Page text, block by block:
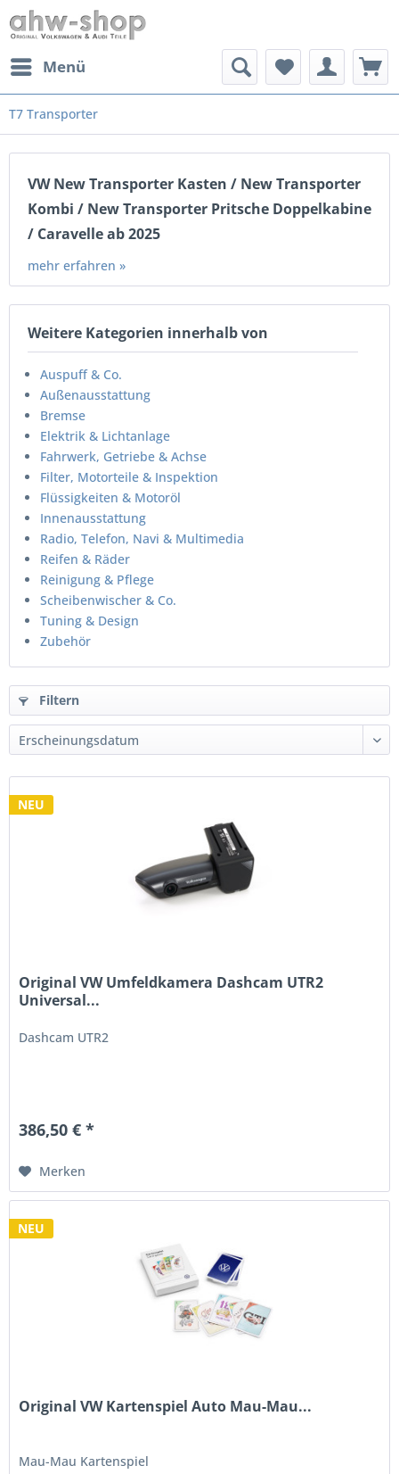
Menü
T7 Transporter
VW New Transporter Kasten / New Transporter
Kombi / New Transporter Pritsche Doppelkabine
/ Caravelle ab 2025
mehr erfahren »
Weitere Kategorien innerhalb von
Auspuff & Co.
Außenausstattung
Bremse
Elektrik & Lichtanlage
Fahrwerk, Getriebe & Achse
Filter, Motorteile & Inspektion
Flüssigkeiten & Motoröl
Innenausstattung
Radio, Telefon, Navi & Multimedia
Reifen & Räder
Reinigung & Pflege
Scheibenwischer & Co.
Tuning & Design
Zubehör
Filtern
NEU
Original VW Umfeldkamera Dashcam UTR2
Universal...
Dashcam UTR2
386,50 € *
Merken
NEU
Original VW Kartenspiel Auto Mau-Mau...
Mau-Mau Kartenspiel